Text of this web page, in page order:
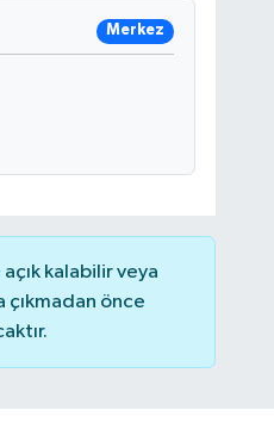
Merkez
kalabilir veya
önce